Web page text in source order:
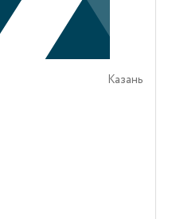
Казань